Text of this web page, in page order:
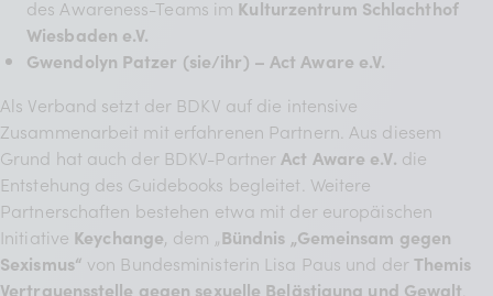
des Awareness-Teams im Kulturzentrum Schlachthof
Wiesbaden e.V.
Gwendolyn Patzer (sie/ihr) – Act Aware e.V.
Als Verband setzt der BDKV auf die intensive
Zusammenarbeit mit erfahrenen Partnern. Aus diesem
Grund hat auch der BDKV-Partner Act Aware e.V. die
Entstehung des Guidebooks begleitet. Weitere
Partnerschaften bestehen etwa mit der europäischen
Initiative Keychange, dem „Bündnis „Gemeinsam gegen
Sexismus“ von Bundesministerin Lisa Paus und derThemis
Vertrauensstelle gegen sexuelle Belästigung und Gewalt